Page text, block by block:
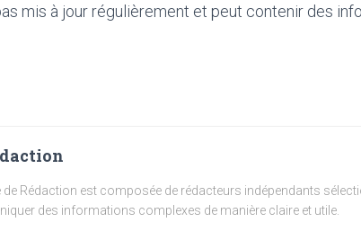
mis à jour régulièrement et peut contenir des
de Rédaction est composée de rédacteurs indépendants
des informations complexes de manière claire et utile.